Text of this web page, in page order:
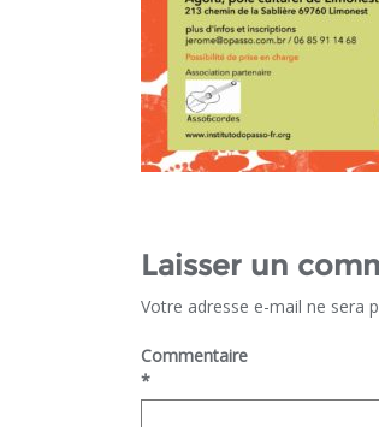
Laisser un
Votre adresse e-mail ne sera
Commentaire
*